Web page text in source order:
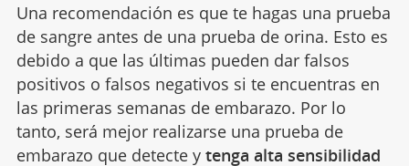
Una recomendación es que te hagas una prueba
de sangre antes de una prueba de orina. Esto es
debido a que las últimas pueden dar falsos
positivos o falsos negativos si te encuentras en
las primeras semanas de embarazo. Por lo
tanto, será mejor realizarse una prueba de
embarazo que detecte y tenga alta sensibilidad